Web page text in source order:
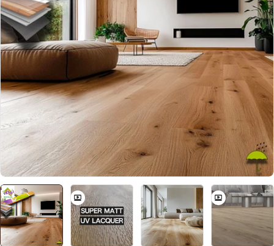
Apri supporto 0 in modalità modale